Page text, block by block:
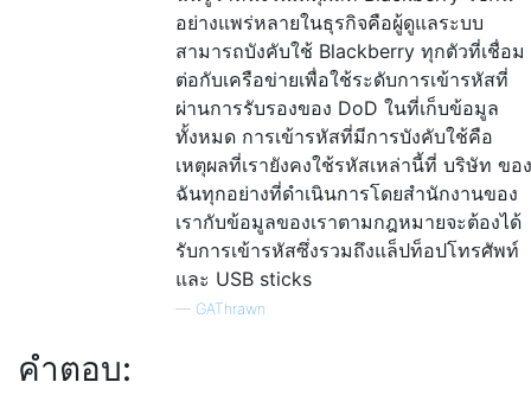
อย่างแพร่หลายในธุรกิจคือผู้ดูแลระบบ
สามารถบังคับใช้ Blackberry ทุกตัวที่เชื่อม
ต่อกับเครือข่ายเพื่อใช้ระดับการเข้ารหัสที่
ผ่านการรับรองของ DoD ในที่เก็บข้อมูล
ทั้งหมด การเข้ารหัสที่มีการบังคับใช้คือ
เหตุผลที่เรายังคงใช้รหัสเหล่านี้ที่ บริษัท ของ
ฉันทุกอย่างที่ดำเนินการโดยสำนักงานของ
เรากับข้อมูลของเราตามกฎหมายจะต้องได้
รับการเข้ารหัสซึ่งรวมถึงแล็ปท็อปโทรศัพท์
และ USB sticks
— GAThrawn
คำตอบ: